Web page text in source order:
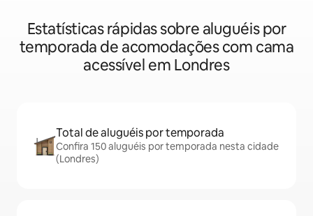
Estatísticas rápidas sobre aluguéis por
temporada de acomodações com cama
acessível em Londres
Total de aluguéis por temporada
Confira 150 aluguéis por temporada nesta cidade
(Londres)